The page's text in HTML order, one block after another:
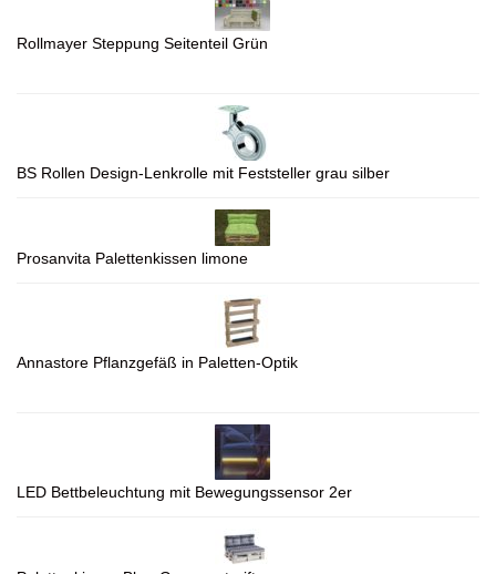
Rollmayer Steppung Seitenteil Grün
BS Rollen Design-Lenkrolle mit Feststeller grau silber
Prosanvita Palettenkissen limone
Annastore Pflanzgefäß in Paletten-Optik
LED Bettbeleuchtung mit Bewegungssensor 2er